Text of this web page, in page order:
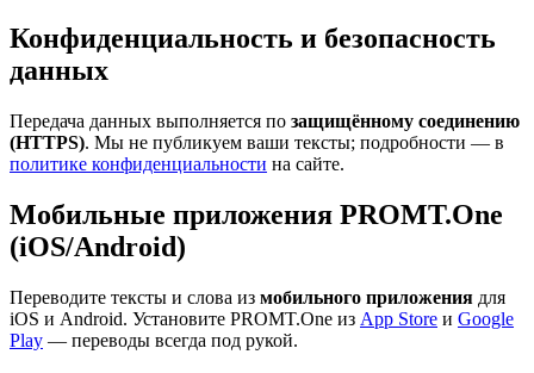
Конфиденциальность и безопасность
данных
Передача данных выполняется по защищённому соединению
(HTTPS). Мы не публикуем ваши тексты; подробности — в
политике конфиденциальности на сайте.
Мобильные приложения PROMT.One
(iOS/Android)
Переводите тексты и слова из мобильного приложения для
iOS и Android. Установите PROMT.One из App Store и Google
Play — переводы всегда под рукой.